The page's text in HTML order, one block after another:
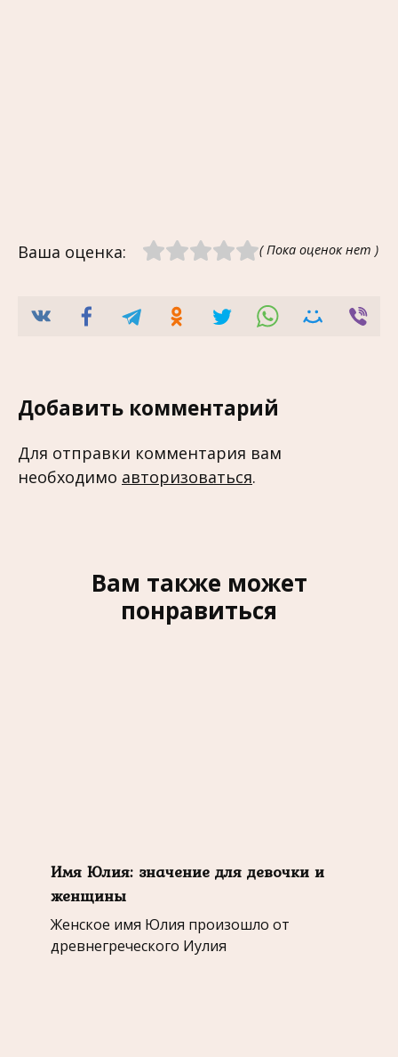
Ваша оценка: ( Пока оценок нет )
Добавить комментарий
Для отправки комментария вам
необходимо авторизоваться.
Вам также может
понравиться
Имя Юлия: значение для девочки и
женщины
Женское имя Юлия произошло от
древнегреческого Иулия